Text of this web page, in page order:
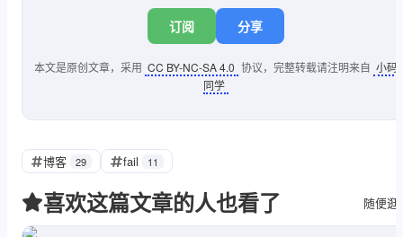
订阅 分享
本文是原创文章，采用 CC BY-NC-SA 4.0 协议，完整转载请注明来自 小码
同学
博客 29 fail 11
喜欢这篇文章的人也看了 随便逛